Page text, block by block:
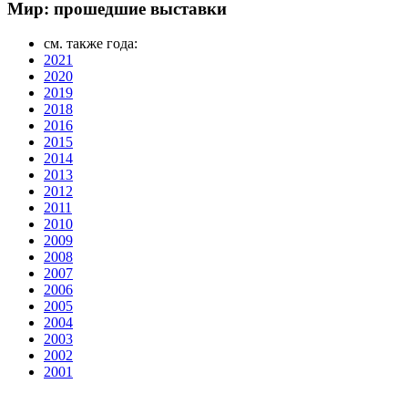
Мир: прошедшие выставки
см. также года:
2021
2020
2019
2018
2016
2015
2014
2013
2012
2011
2010
2009
2008
2007
2006
2005
2004
2003
2002
2001